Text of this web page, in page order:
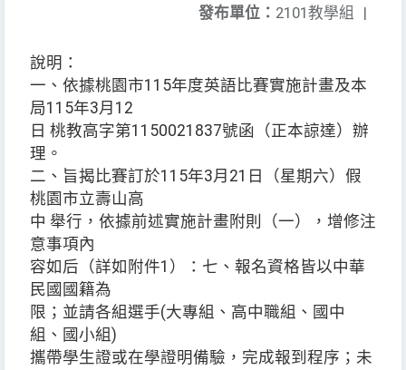
發布單位： 2101教學組 |
說明：
一、依據桃園市115年度英語比賽實施計畫及本
局115年3月12
日 桃教高字第1150021837號函（正本諒達）辦
理。
二、旨揭比賽訂於115年3月21日（星期六）假
桃園市立壽山高
中 舉行，依據前述實施計畫附則（一），增修注
意事項內
容如后（詳如附件1）：七、報名資格皆以中華
民國國籍為
限；並請各組選手(大專組、高中職組、國中
組、國小組)
攜帶學生證或在學證明備驗，完成報到程序；未